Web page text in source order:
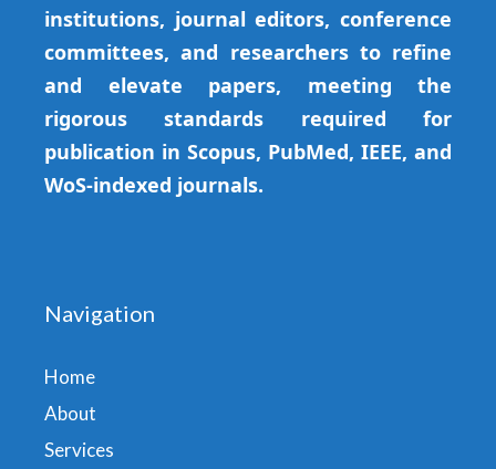
institutions, journal editors, conference
committees, and researchers to refine
and elevate papers, meeting the
rigorous standards required for
publication in Scopus, PubMed, IEEE, and
WoS-indexed journals.
Navigation
Home
About
Services